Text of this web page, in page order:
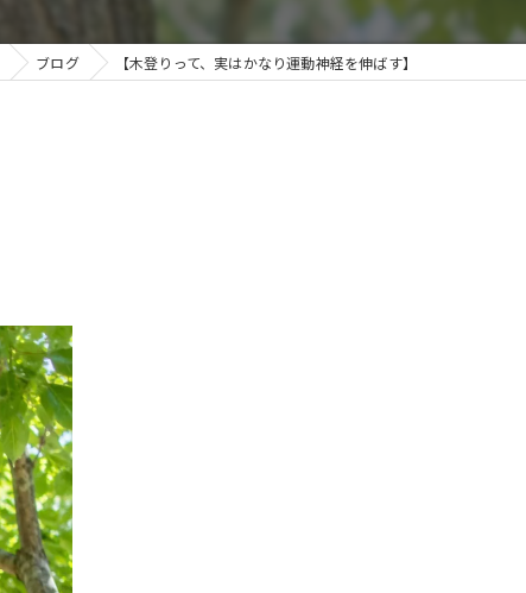
ブログ 【木登りって、実はかなり運動神経を伸ばす】